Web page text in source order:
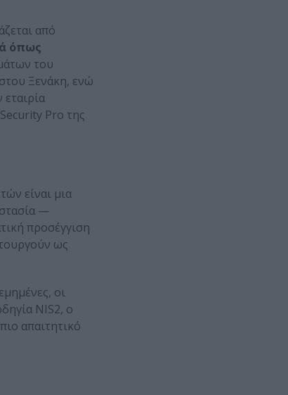
από
όπως
του
Ξενάκη, ενώ
Pro της
είναι μια
—
προσέγγιση
ως
οι
NIS2, ο
απαιτητικό